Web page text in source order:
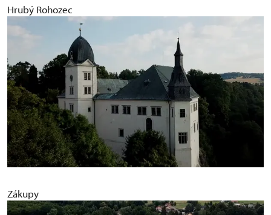
Hrubý Rohozec
Zákupy